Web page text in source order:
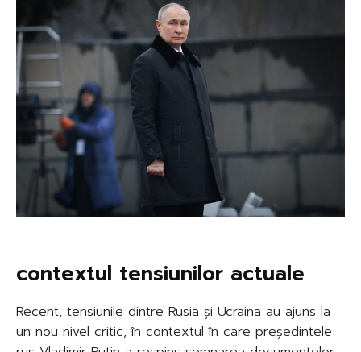
contextul tensiunilor actuale
Recent, tensiunile dintre Rusia și Ucraina au ajuns la
un nou nivel critic, în contextul în care președintele